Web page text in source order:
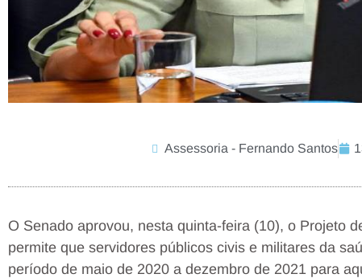
Assessoria - Fernando Santos
O Senado aprovou, nesta quinta-feira (10), o Projeto
permite que servidores públicos civis e militares da
período de maio de 2020 a dezembro de 2021 para